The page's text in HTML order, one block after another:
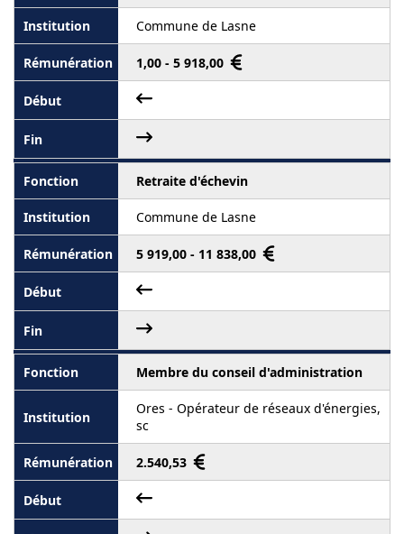
Commune de Lasne
1,00 - 5 918,00
Retraite d'échevin
Commune de Lasne
5 919,00 - 11 838,00
Membre du conseil d'administration
Ores - Opérateur de réseaux d'énergies,
sc
2.540,53